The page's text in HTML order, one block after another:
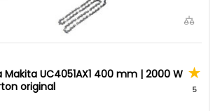
UC4051AX1 400 mm | 2000 W
original
5